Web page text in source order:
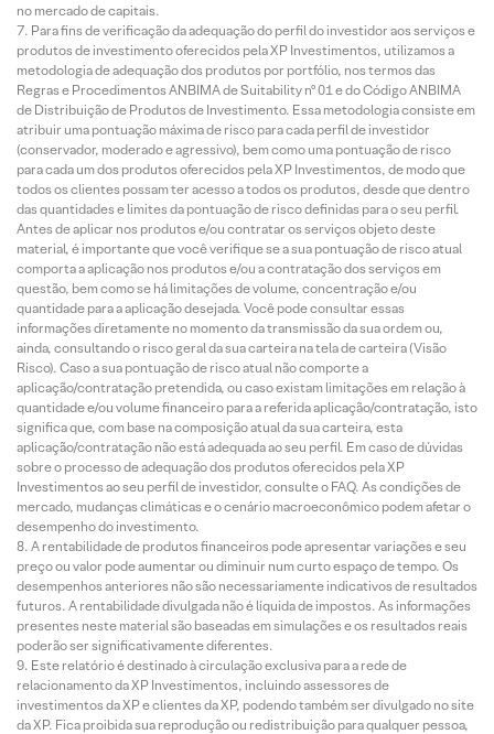
no mercado de capitais.
Para fins de verificação da adequação do perfil do investidor aos serviços e
produtos de investimento oferecidos pela XP Investimentos, utilizamos a
metodologia de adequação dos produtos por portfólio, nos termos das
Regras e Procedimentos ANBIMA de Suitability nº 01 e do Código ANBIMA
de Distribuição de Produtos de Investimento. Essa metodologia consiste em
atribuir uma pontuação máxima de risco para cada perfil de investidor
(conservador, moderado e agressivo), bem como uma pontuação de risco
para cada um dos produtos oferecidos pela XP Investimentos, de modo que
todos os clientes possam ter acesso a todos os produtos, desde que dentro
das quantidades e limites da pontuação de risco definidas para o seu perfil.
Antes de aplicar nos produtos e/ou contratar os serviços objeto deste
material, é importante que você verifique se a sua pontuação de risco atual
comporta a aplicação nos produtos e/ou a contratação dos serviços em
questão, bem como se há limitações de volume, concentração e/ou
quantidade para a aplicação desejada. Você pode consultar essas
informações diretamente no momento da transmissão da sua ordem ou,
ainda, consultando o risco geral da sua carteira na tela de carteira (Visão
Risco). Caso a sua pontuação de risco atual não comporte a
aplicação/contratação pretendida, ou caso existam limitações em relação à
quantidade e/ou volume financeiro para a referida aplicação/contratação, isto
significa que, com base na composição atual da sua carteira, esta
aplicação/contratação não está adequada ao seu perfil. Em caso de dúvidas
sobre o processo de adequação dos produtos oferecidos pela XP
Investimentos ao seu perfil de investidor, consulte o FAQ. As condições de
mercado, mudanças climáticas e o cenário macroeconômico podem afetar o
desempenho do investimento.
A rentabilidade de produtos financeiros pode apresentar variações e seu
preço ou valor pode aumentar ou diminuir num curto espaço de tempo. Os
desempenhos anteriores não são necessariamente indicativos de resultados
futuros. A rentabilidade divulgada não é líquida de impostos. As informações
presentes neste material são baseadas em simulações e os resultados reais
poderão ser significativamente diferentes.
Este relatório é destinado à circulação exclusiva para a rede de
relacionamento da XP Investimentos, incluindo assessores de
investimentos da XP e clientes da XP, podendo também ser divulgado no site
da XP. Fica proibida sua reprodução ou redistribuição para qualquer pessoa,